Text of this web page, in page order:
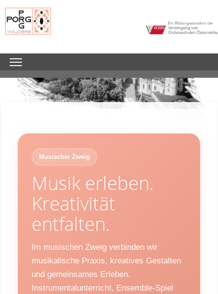
Musischer Zweig
Musik erleben.
Kreativität
entfalten.
Im musischen Zweig verbinden wir
musikalische Praxis, kreatives Gestalten
und gemeinsames Erleben.
Instrumentalunterricht, Ensemble-Spiel